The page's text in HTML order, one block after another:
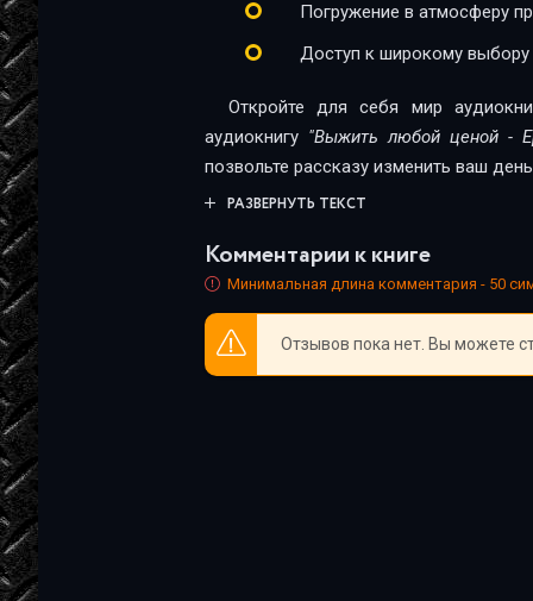
Погружение в атмосферу
Доступ к широкому выбору
Откройте для себя мир
аудиокнигу "Выжить любой ценой -
позвольте рассказу изменить ваш
РАЗВЕРНУТЬ ТЕКСТ
Комментарии к книге
Минимальная длина комментария - 50
Отзывов пока нет. Вы можете